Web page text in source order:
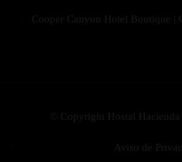
Cooper Canyon Hotel Boutique |
© Copyright Hostal
Aviso de